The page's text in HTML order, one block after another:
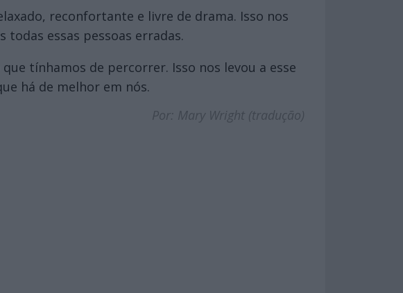
reconfortante e livre de drama. Isso nos
essas pessoas erradas.
tínhamos de percorrer. Isso nos levou a esse
há de melhor em nós.
Por: Mary Wright (tradução)